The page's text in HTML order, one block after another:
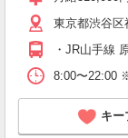
東京都渋谷区
・JR山手線
8:00〜22:00
キー